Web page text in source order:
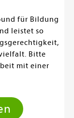
für Bildung
leistet so
Bitte
mit einer